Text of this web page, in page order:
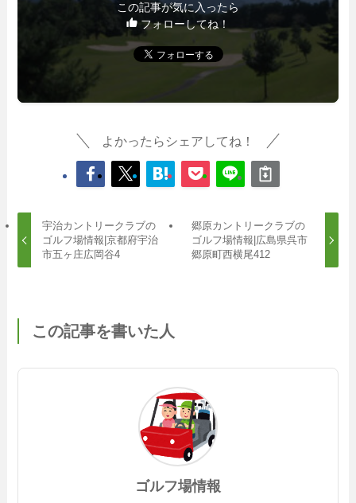
この記事が気に入ったら
フォローしてね！
よかったらシェアしてね！
宇治カントリークラブの
ゴルフ場情報|京都府宇治
市五ヶ庄広岡谷4
郷原カントリークラブの
ゴルフ場情報|広島県呉市
郷原町西横尾412
この記事を書いた人
ゴルフ場情報